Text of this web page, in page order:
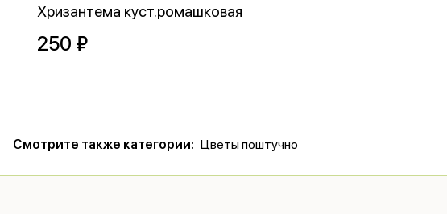
Хризантема куст.ромашковая
250 ₽
Смотрите также категории: Цветы поштучно